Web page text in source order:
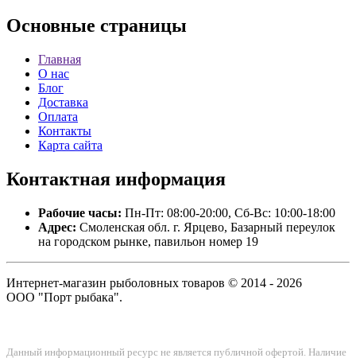
Основные страницы
Главная
О нас
Блог
Доставка
Оплата
Контакты
Карта сайта
Контактная информация
Рабочие часы: Пн-Пт: 08:00-20:00, Сб-Вс: 10:00-18:00
Адрес: Смоленская обл. г. Ярцево, Базарный переулок
на городском рынке, павильон номер 19
Интернет-магазин рыболовных товаров © 2014 - 2026
ООО "Порт рыбака".
Данный информационный ресурс не является публичной офертой. Наличие